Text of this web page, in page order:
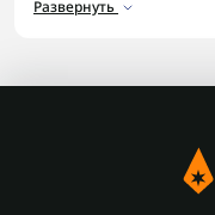
оборудование, а
Назначение
Развернуть